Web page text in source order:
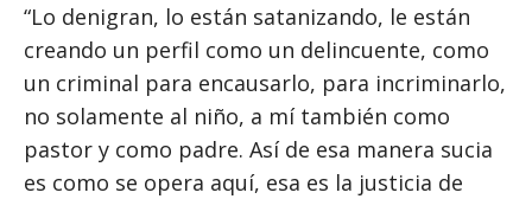
“Lo denigran, lo están satanizando, le están
creando un perfil como un delincuente, como
un criminal para encausarlo, para incriminarlo,
no solamente al niño, a mí también como
pastor y como padre. Así de esa manera sucia
es como se opera aquí, esa es la justicia de